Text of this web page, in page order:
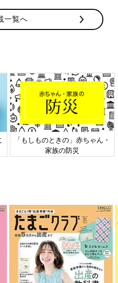
ると肌が擦れるのが悩みでした。
ないと助産師さんに教わり、最初
が、つわり期はゴムで胃が圧迫さ
くなりました。
みはらまき」は、ゴムがないの
ット地が頭からかぶって着用でき
腰のカーブに優しくフィットしま
トの擦れも気になりませんでし
察室でサッと着替えられるよう
イルではなく、スカートとレギン
巻きが寒い日の冷えを和らげてく
一覧へ
「もしものときの」赤ちゃん・
家族の防災